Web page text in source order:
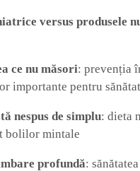
versus produsele
ce nu măsori: prevenția
importante pentru
nespus de simplu: dieta
bolilor mintale
profundă: